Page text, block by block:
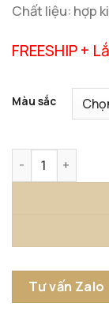
Chất liệu: hợp
FREESHIP +
Màu sắc
Bàn Decor Mạ
Tư vấn Zalo